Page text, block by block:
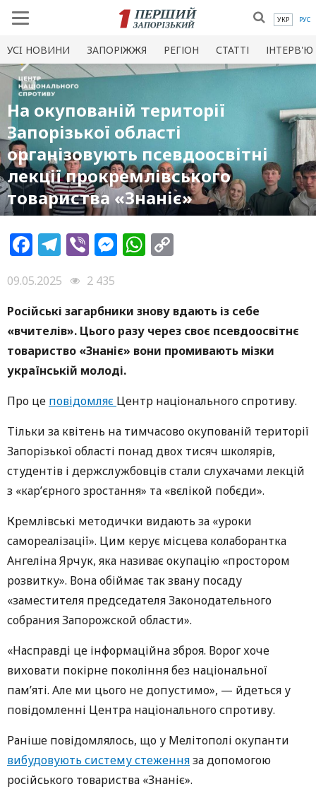
УКР РУС
УСI НОВИНИ ЗАПОРІЖЖЯ РЕГІОН СТАТТІ ІНТЕРВ'Ю
На окупованій території
Запорізької області
організовують псевдоосвітні
лекції прокремлівського
товариства «Знаніє»
Facebook
Telegram
ViberMessenger
WhatsApp
09.05.2025
2 435
Російські загарбники знову вдають із себе
«вчителів». Цього разу через своє псевдоосвітнє
товариство «Знаніє» вони промивають мізки
українській молоді.
Про це повідомляє Центр національного спротиву.
Тільки за квітень на тимчасово окупованій території
Запорізької області понад двох тисяч школярів,
студентів і держслужбовців стали слухачами лекцій
з «карʼєрного зростання» та «вєлікой побєди».
Кремлівські методички видають за «уроки
самореалізації». Цим керує місцева колаборантка
Ангеліна Ярчук, яка називає окупацію «простором
розвитку». Вона обіймає так звану посаду
«заместителя председателя Законодательного
собрания Запорожской области».
«Насправді це інформаційна зброя. Ворог хоче
виховати покірне покоління без національної
памʼяті. Але ми цього не допустимо», — йдеться у
повідомленні Центра національного спротиву.
Раніше повідомлялось, що у Мелітополі окупанти
вибудовують систему стеженняза допомогою
російського товариства «Знаніє».